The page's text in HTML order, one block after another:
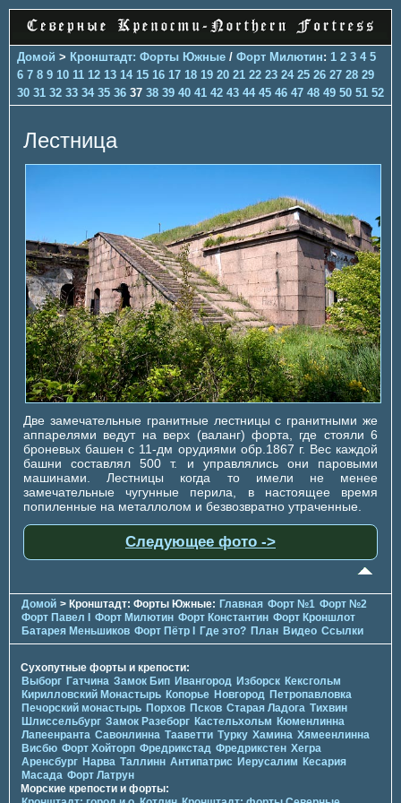
Домой > Кронштадт: Форты Южные / Форт Милютин: 1 2 3 4 5
6 7 8 9 10 11 12 13 14 15 16 17 18 19 20 21 22 23 24 25 26 27 28 29
30 31 32 33 34 35 36 37 38 39 40 41 42 43 44 45 46 47 48 49 50 51 52
Лестница
Две замечательные гранитные лестницы с гранитными же
аппарелями ведут на верх (валанг) форта, где стояли 6
броневых башен с 11-дм орудиями обр.1867 г. Вес каждой
башни составлял 500 т. и управлялись они паровыми
машинами. Лестницы когда то имели не менее
замечательные чугунные перила, в настоящее время
попиленные на металлолом и безвозвратно утраченные.
Следующее фото ->
Домой > Кронштадт: Форты Южные: Главная Форт №1 Форт №2
Форт Павел I
Форт Милютин Форт Константин Форт Кроншлот
Батарея Меньшиков Форт Пётр I Где это? План Видео Ссылки
Сухопутные форты и крепости:
Выборг Гатчина Замок Бип Ивангород Изборск Кексгольм
Кирилловский Монастырь Копорье Новгород Петропавловка
Печорcкий монастырь Порхов Псков Старая Ладога Тихвин
Шлиссельбург Замок Разеборг Кастельхольм Кюменлинна
Лапеенранта Савонлинна Тааветти Турку Хамина Хямеенлинна
Висбю Форт Хойторп Фредрикстад Фредрикстен Хегра
Аренсбург Нарва Таллинн Антипатрис Иерусалим Кесария
Масада Форт Латрун
Морские крепости и форты: